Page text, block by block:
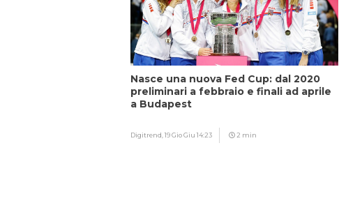
Nasce una nuova Fed Cup: dal 2020
preliminari a febbraio e finali ad aprile
a Budapest
Digitrend,19 Gio Giu 14:23 2 min